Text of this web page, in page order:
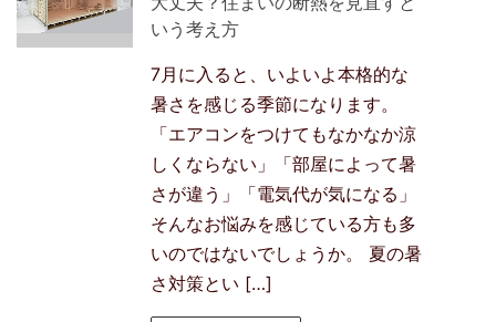
いう考え方
7月に入ると、いよいよ本格的な
暑さを感じる季節になります。
「エアコンをつけてもなかなか涼
しくならない」「部屋によって暑
さが違う」「電気代が気になる」
そんなお悩みを感じている方も多
いのではないでしょうか。 夏の暑
さ対策とい […]